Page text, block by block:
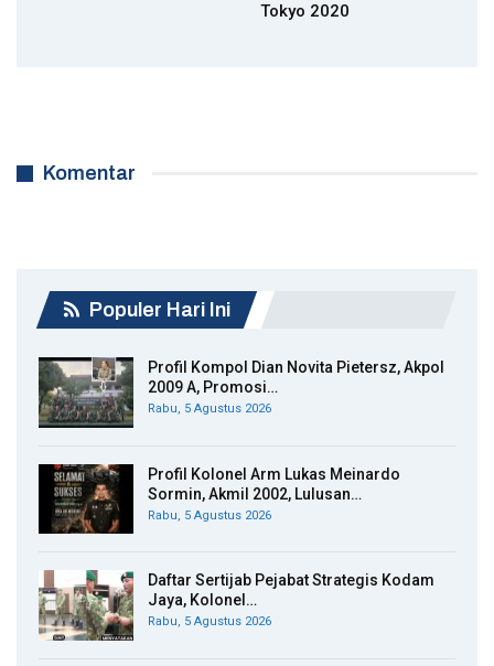
Tokyo 2020
Komentar
Populer Hari Ini
Profil Kompol Dian Novita Pietersz, Akpol
2009 A, Promosi…
Rabu, 5 Agustus 2026
Profil Kolonel Arm Lukas Meinardo
Sormin, Akmil 2002, Lulusan…
Rabu, 5 Agustus 2026
Daftar Sertijab Pejabat Strategis Kodam
Jaya, Kolonel…
Rabu, 5 Agustus 2026